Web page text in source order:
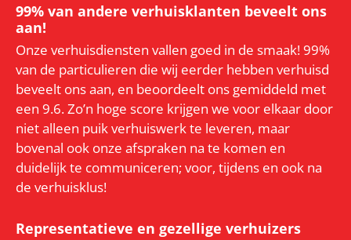
99% van andere verhuisklanten beveelt ons
aan!
Onze verhuisdiensten vallen goed in de smaak! 99%
van de particulieren die wij eerder hebben verhuisd
beveelt ons aan, en beoordeelt ons gemiddeld met
een 9.6. Zo’n hoge score krijgen we voor elkaar door
niet alleen puik verhuiswerk te leveren, maar
bovenal ook onze afspraken na te komen en
duidelijk te communiceren; voor, tijdens en ook na
de verhuisklus!
Representatieve en gezellige verhuizers